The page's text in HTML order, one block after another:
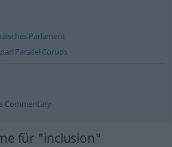
Parlament
Parallel Corups
Commentary
für "inclusion"